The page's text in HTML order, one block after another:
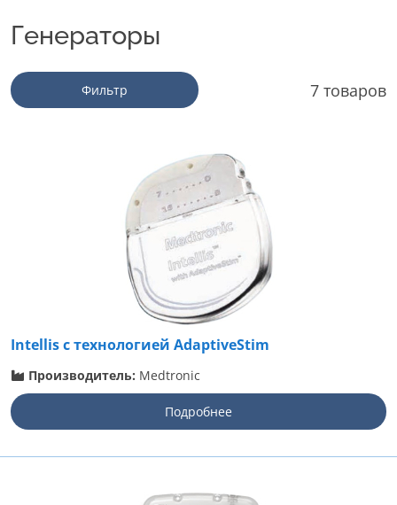
Генераторы
Фильтр 7 товаров
Intellis с технологией AdaptiveStim
Производитель: Medtronic
Подробнее